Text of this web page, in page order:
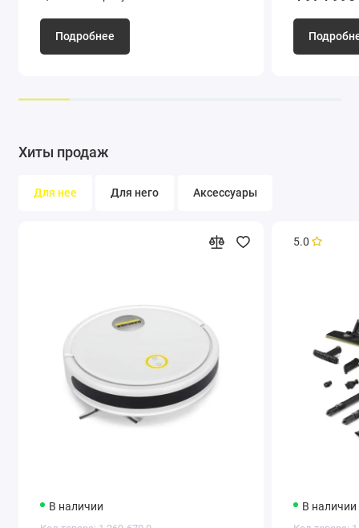
Подробнее
Хиты продаж
Для нее Для него Аксессуары
В наличии
5.0
В наличии